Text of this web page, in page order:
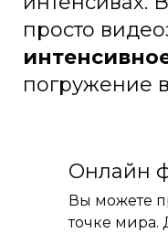
просто
погружение
Онлайн
Вы можете
точке мира.